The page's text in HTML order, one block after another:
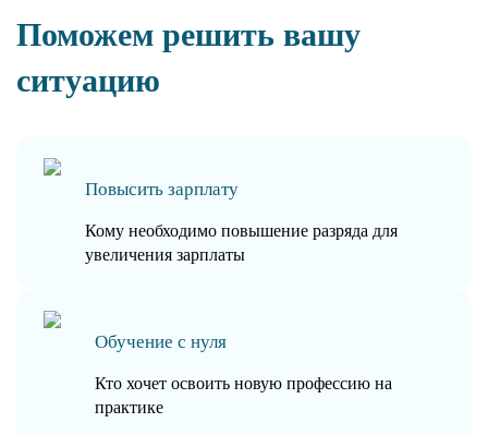
Поможем решить вашу
ситуацию
Повысить зарплату
Кому необходимо повышение разряда для
увеличения зарплаты
Обучение с нуля
Кто хочет освоить новую профессию на
практике